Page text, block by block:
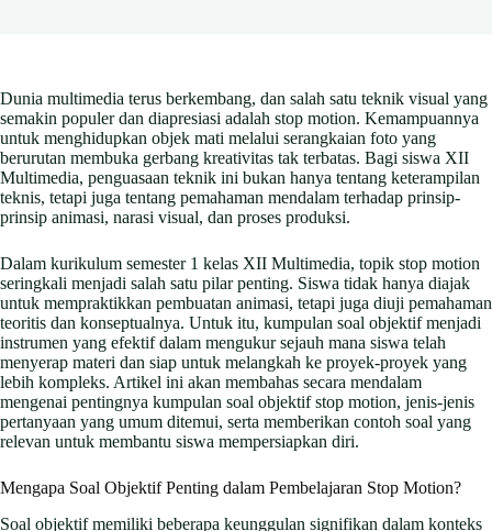
Dunia multimedia terus berkembang, dan salah satu teknik visual yang
semakin populer dan diapresiasi adalah stop motion. Kemampuannya
untuk menghidupkan objek mati melalui serangkaian foto yang
berurutan membuka gerbang kreativitas tak terbatas. Bagi siswa XII
Multimedia, penguasaan teknik ini bukan hanya tentang keterampilan
teknis, tetapi juga tentang pemahaman mendalam terhadap prinsip-
prinsip animasi, narasi visual, dan proses produksi.
Dalam kurikulum semester 1 kelas XII Multimedia, topik stop motion
seringkali menjadi salah satu pilar penting. Siswa tidak hanya diajak
untuk mempraktikkan pembuatan animasi, tetapi juga diuji pemahaman
teoritis dan konseptualnya. Untuk itu, kumpulan soal objektif menjadi
instrumen yang efektif dalam mengukur sejauh mana siswa telah
menyerap materi dan siap untuk melangkah ke proyek-proyek yang
lebih kompleks. Artikel ini akan membahas secara mendalam
mengenai pentingnya kumpulan soal objektif stop motion, jenis-jenis
pertanyaan yang umum ditemui, serta memberikan contoh soal yang
relevan untuk membantu siswa mempersiapkan diri.
Mengapa Soal Objektif Penting dalam Pembelajaran Stop Motion?
Soal objektif memiliki beberapa keunggulan signifikan dalam konteks